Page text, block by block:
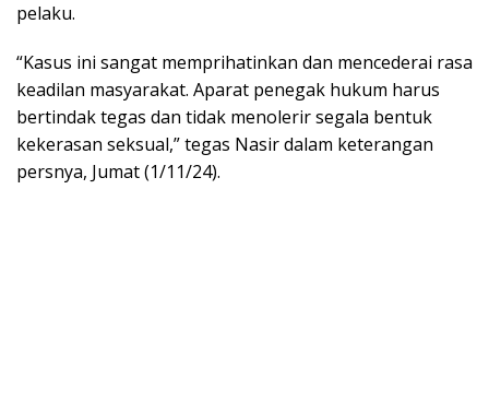
pelaku.
“Kasus ini sangat memprihatinkan dan mencederai rasa
keadilan masyarakat. Aparat penegak hukum harus
bertindak tegas dan tidak menolerir segala bentuk
kekerasan seksual,” tegas Nasir dalam keterangan
persnya, Jumat (1/11/24).